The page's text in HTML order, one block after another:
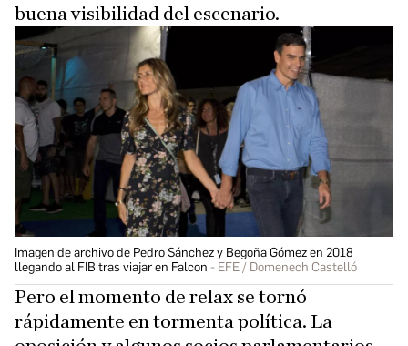
buena visibilidad del escenario.
Imagen de archivo de Pedro Sánchez y Begoña Gómez en 2018
llegando al FIB tras viajar en Falcon
EFE / Domenech Castelló
Pero el momento de relax se tornó
rápidamente en tormenta política. La